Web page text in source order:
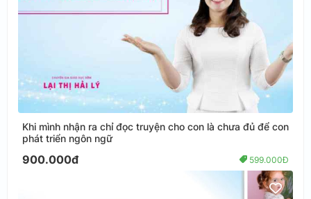
Khi mình nhận ra chỉ đọc truyện cho con là chưa đủ để con
phát triển ngôn ngữ
900.000đ 599.000Đ